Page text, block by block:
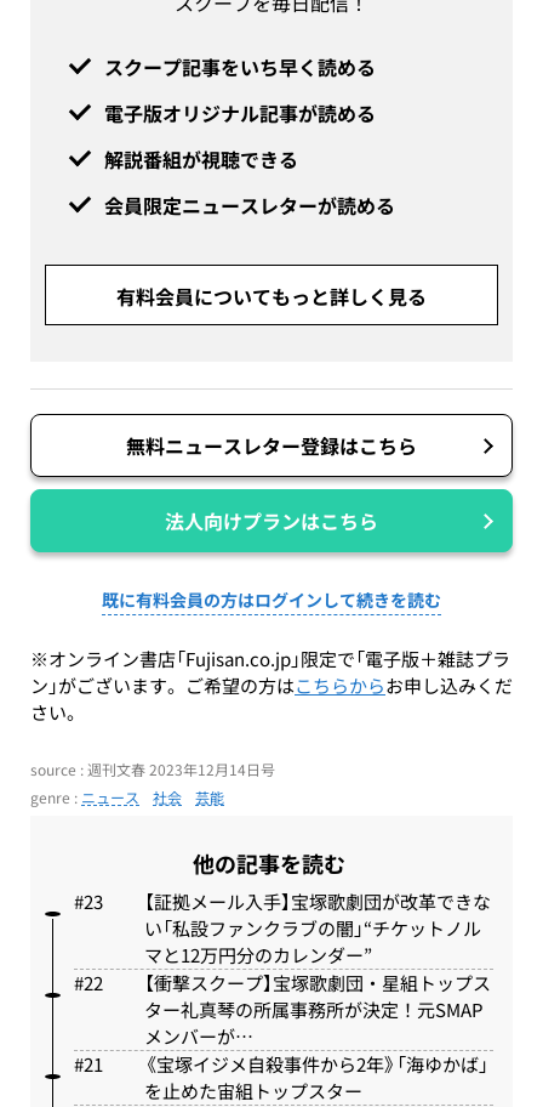
スクープ記事をいち早く読める
電子版オリジナル記事が読める
解説番組が視聴できる
会員限定ニュースレターが読める
有料会員についてもっと詳しく見る
無料ニュースレター登録はこちら
法人向けプランはこちら
既に有料会員の方はログインして続きを読む
※オンライン書店「Fujisan.co.jp」限定で「電子版＋雑誌プラ
ン」がございます。ご希望の方はこちらからお申し込みくだ
さい。
source : 週刊文春 2023年12月14日号
genre : ニュース 社会 芸能
他の記事を読む
【証拠メール入手】宝塚歌劇団が改革できな
い「私設ファンクラブの闇」“チケットノル
マと12万円分のカレンダー”
【衝撃スクープ】宝塚歌劇団・星組トップス
ター礼真琴の所属事務所が決定！元SMAP
メンバーが…
《宝塚イジメ自殺事件から2年》「海ゆかば」
を止めた宙組トップスター